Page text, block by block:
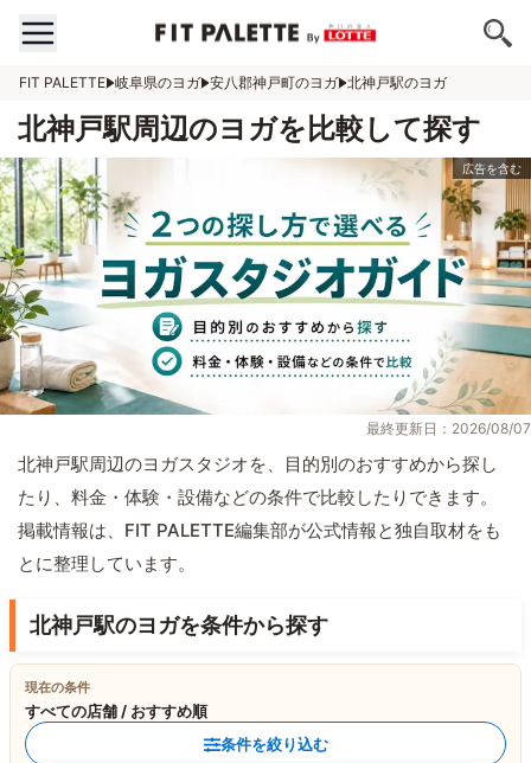
FIT PALETTE 岐阜県のヨガ 安八郡神戸町のヨガ 北神戸駅のヨガ
北神戸駅周辺のヨガを比較して探す
最終更新日：2026/08/07
北神戸駅周辺のヨガスタジオを、目的別のおすすめから探し
たり、料金・体験・設備などの条件で比較したりできます。
掲載情報は、FIT PALETTE編集部が公式情報と独自取材をも
とに整理しています。
北神戸駅のヨガを条件から探す
現在の条件
すべての店舗 / おすすめ順
条件を絞り込む